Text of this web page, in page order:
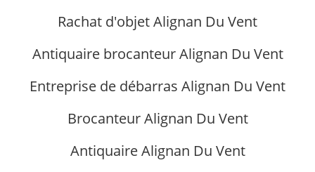
Rachat d'objet Alignan Du Vent
Antiquaire brocanteur Alignan Du Vent
Entreprise de débarras Alignan Du Vent
Brocanteur Alignan Du Vent
Antiquaire Alignan Du Vent